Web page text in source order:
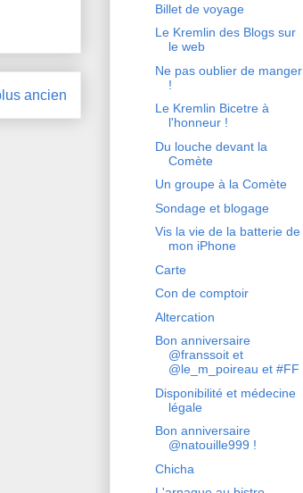
ancien
Billet de voyage
Le Kremlin des Blogs sur
le web
Ne pas oublier de manger
!
Le Kremlin Bicetre à
l'honneur !
Du louche devant la
Comète
Un groupe à la Comète
Sondage et blogage
Vis la vie de la batterie de
mon iPhone
Carte
Con de comptoir
Altercation
Bon anniversaire
@franssoit et
@le_m_poireau et #FF
Disponibilité et médecine
légale
Bon anniversaire
@natouille999 !
Chicha